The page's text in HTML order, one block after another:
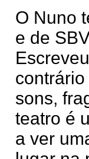
O Nuno
e de
sons,
teatro é
a ver